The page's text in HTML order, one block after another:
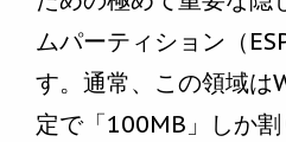
ムパーティション（
す。通常、この領域
定で「100MB」しか